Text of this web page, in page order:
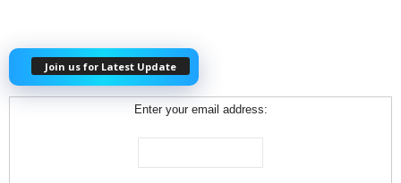
Join us for Latest Update
Enter your email address: